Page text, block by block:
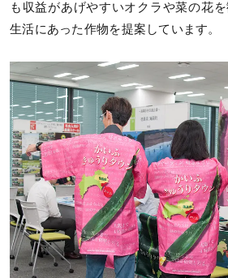
も収益があげやすいオクラや菜の花
生活にあった作物を提案しています。